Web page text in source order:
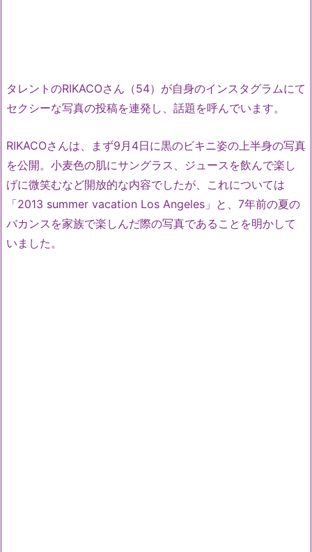
タレントのRIKACOさん（54）が自身のインスタグラムにて
セクシーな写真の投稿を連発し、話題を呼んでいます。
RIKACOさんは、まず9月4日に黒のビキニ姿の上半身の写真
を公開。小麦色の肌にサングラス、ジュースを飲んで楽し
げに微笑むなど開放的な内容でしたが、これについては
「2013 summer vacation Los Angeles」と、7年前の夏の
バカンスを家族で楽しんだ際の写真であることを明かして
いました。